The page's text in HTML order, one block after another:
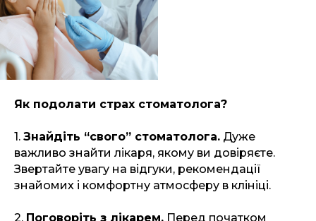
Як подолати страх стоматолога?
1. Знайдіть “свого” стоматолога. Дуже
важливо знайти лікаря, якому ви довіряєте.
Звертайте увагу на відгуки, рекомендації
знайомих і комфортну атмосферу в клініці.
2. Поговоріть з лікарем. Перед початком